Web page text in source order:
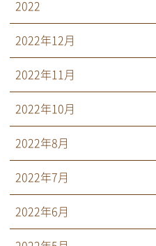
2022
2022年12月
2022年11月
2022年10月
2022年8月
2022年7月
2022年6月